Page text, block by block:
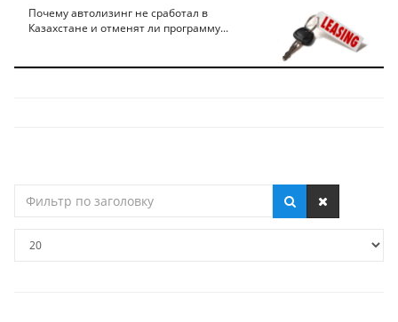
Почему автолизинг не сработал в
Казахстане и отменят ли программу...
по